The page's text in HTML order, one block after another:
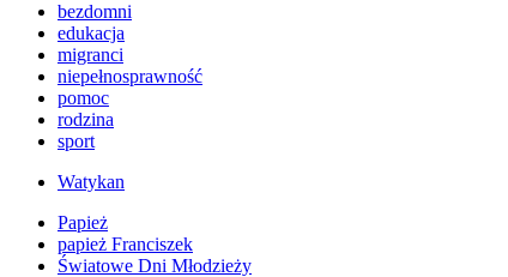
bezdomni
edukacja
migranci
niepełnosprawność
pomoc
rodzina
sport
Watykan
Papież
papież Franciszek
Światowe Dni Młodzieży